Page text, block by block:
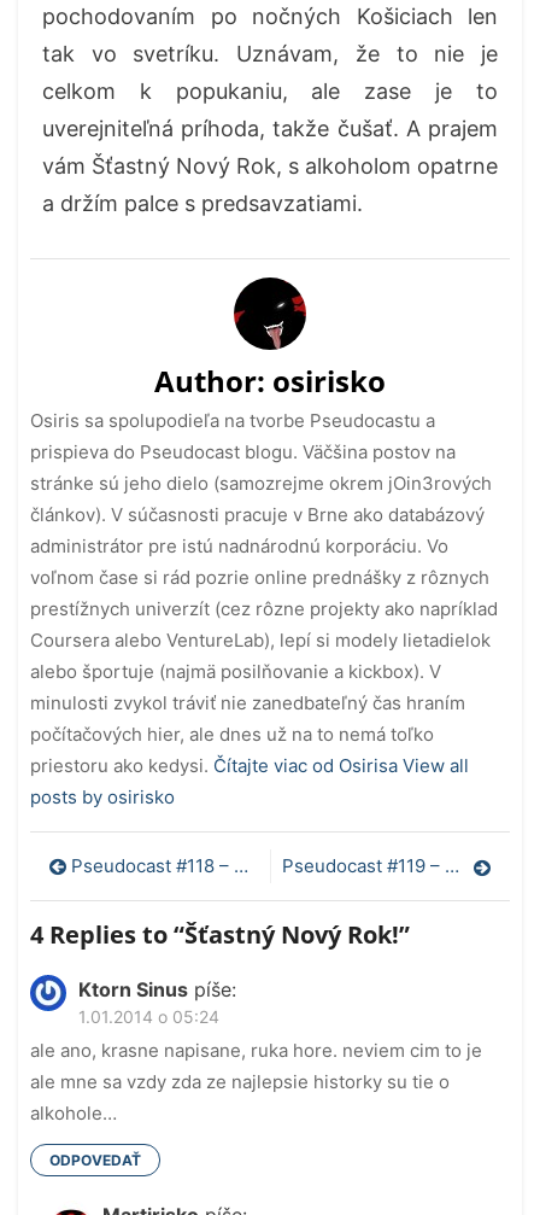
pochodovaním po nočných Košiciach len
tak vo svetríku. Uznávam, že to nie je
celkom k popukaniu, ale zase je to
uverejniteľná príhoda, takže čušať. A prajem
vám Šťastný Nový Rok, s alkoholom opatrne
a držím palce s predsavzatiami.
Author: osirisko
Osiris sa spolupodieľa na tvorbe Pseudocastu a
prispieva do Pseudocast blogu. Väčšina postov na
stránke sú jeho dielo (samozrejme okrem jOin3rových
článkov). V súčasnosti pracuje v Brne ako databázový
administrátor pre istú nadnárodnú korporáciu. Vo
voľnom čase si rád pozrie online prednášky z rôznych
prestížnych univerzít (cez rôzne projekty ako napríklad
Coursera alebo VentureLab), lepí si modely lietadielok
alebo športuje (najmä posilňovanie a kickbox). V
minulosti zvykol tráviť nie zanedbateľný čas hraním
počítačových hier, ale dnes už na to nemá toľko
priestoru ako kedysi. Čítajte viac od Osirisa View all
posts by osirisko
Navigácia
v
článku
Pseudocast #118 – HAARP Pseudocast #119 – Fototerapia
4 Replies to “Šťastný Nový Rok!”
Ktorn Sinus píše:
1.01.2014 o 05:24
ale ano, krasne napisane, ruka hore. neviem cim to je
ale mne sa vzdy zda ze najlepsie historky su tie o
alkohole…
ODPOVEDAŤ